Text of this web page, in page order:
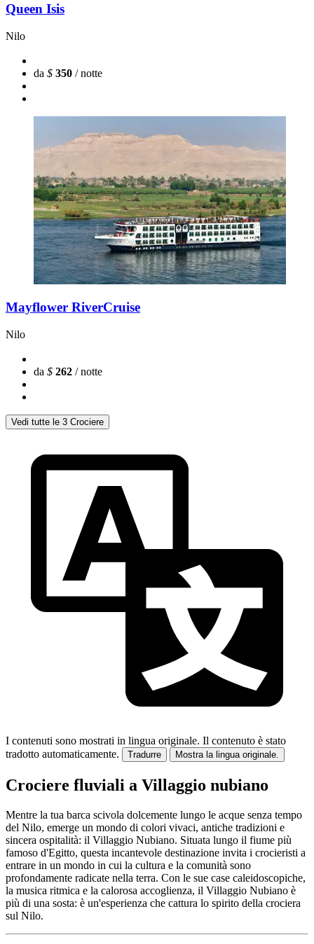
Queen Isis
Nilo
da $ 350 / notte
Mayflower RiverCruise
Nilo
da $ 262 / notte
Vedi tutte le 3 Crociere
I contenuti sono mostrati in lingua originale. Il contenuto è stato
tradotto automaticamente.
Tradurre Mostra la lingua originale.
Crociere fluviali a Villaggio nubiano
Mentre la tua barca scivola dolcemente lungo le acque senza tempo
del Nilo, emerge un mondo di colori vivaci, antiche tradizioni e
sincera ospitalità: il Villaggio Nubiano. Situata lungo il fiume più
famoso d'Egitto, questa incantevole destinazione invita i crocieristi a
entrare in un mondo in cui la cultura e la comunità sono
profondamente radicate nella terra. Con le sue case caleidoscopiche,
la musica ritmica e la calorosa accoglienza, il Villaggio Nubiano è
più di una sosta: è un'esperienza che cattura lo spirito della crociera
sul Nilo.